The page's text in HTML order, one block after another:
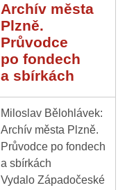
Archív města
Plzně.
Průvodce
po fondech
a sbírkách
Miloslav Bělohlávek:
Archív města Plzně.
Průvodce po fondech
a sbírkách
Vydalo Západočeské